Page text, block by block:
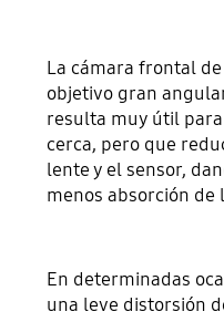
La cámara frontal
objetivo gran
resulta muy útil
cerca, pero que
lente y el sensor,
menos absorción de
En determinadas
una leve distorsión